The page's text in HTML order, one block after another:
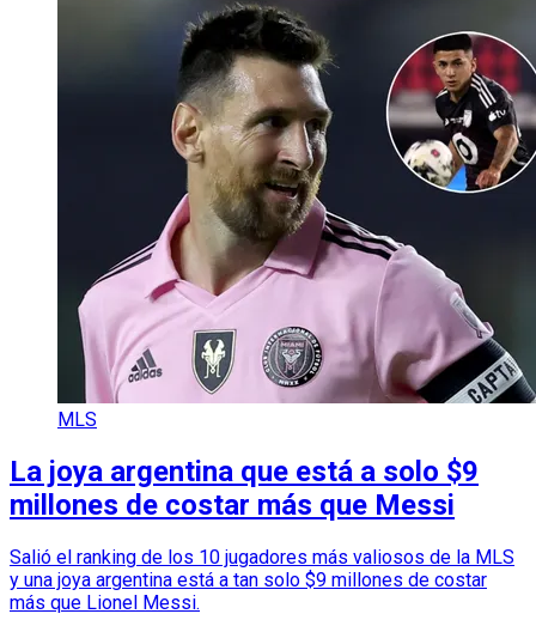
MLS
La joya argentina que está a solo $9
millones de costar más que Messi
Salió el ranking de los 10 jugadores más valiosos de la MLS
y una joya argentina está a tan solo $9 millones de costar
más que Lionel Messi.